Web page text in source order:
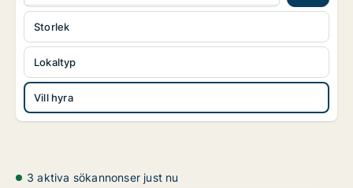
Lokaltyp
Vill hyra
Storlek
3 aktiva sökannonser just nu